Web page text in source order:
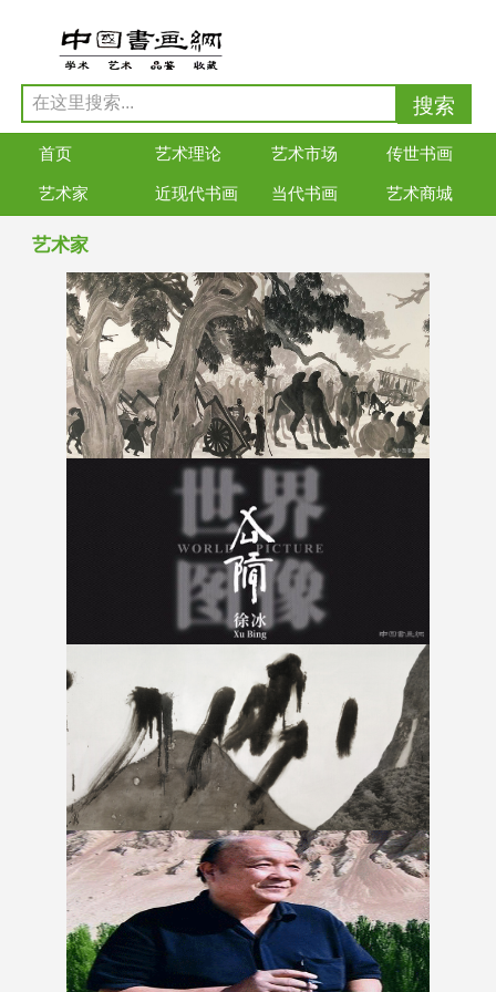
首页 艺术理论 艺术市场 传世书画
艺术家 近现代书画 当代书画 艺术商城
艺术家